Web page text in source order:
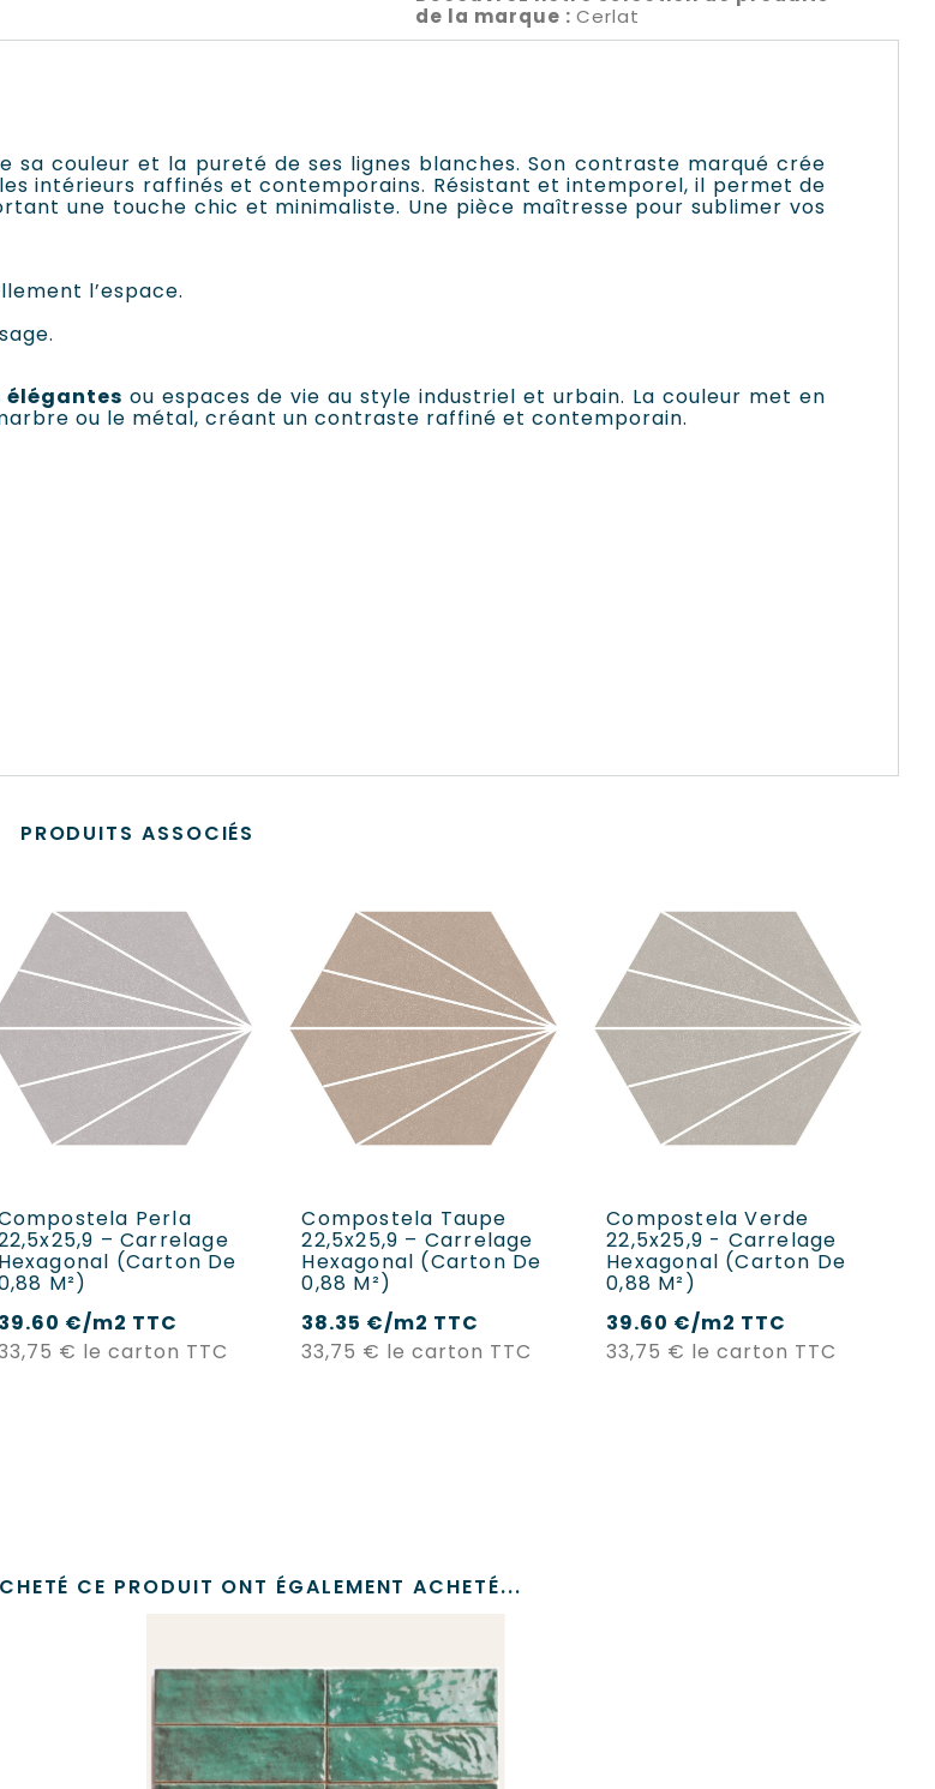
de la marque : Cerlat
sa couleur et la pureté de ses lignes blanches. Son contraste marqué crée
intérieurs raffinés et contemporains. Résistant et intemporel, il permet de
une touche chic et minimaliste. Une pièce maîtresse pour sublimer vos
l’espace.
élégantes ou espaces de vie au style industriel et urbain. La couleur met en
ou le métal, créant un contraste raffiné et contemporain.
PRODUITS ASSOCIÉS
Perla
– Carrelage
Hexagonal (carton De
M²)
39.60 €/m2 TTC
€ le carton TTC
Compostela Taupe
22,5x25,9 – Carrelage
Hexagonal (carton De
0,88 M²)
38.35 €/m2 TTC
33,75 € le carton TTC
Compostela Verde
22,5x25,9 - Carrelage
Hexagonal (carton De
0,88 M²)
39.60 €/m2 TTC
33,75 € le carton TTC
CE PRODUIT ONT ÉGALEMENT ACHETÉ...